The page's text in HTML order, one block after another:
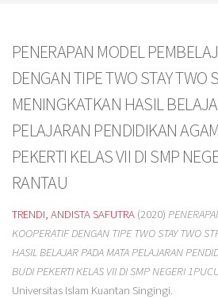
PENERAPAN MODEL
DENGAN TIPE TWO STAY TWO
MENINGKATKAN HASIL
PELAJARAN PENDIDIKAN
PEKERTI KELAS VII DI SMP
RANTAU
TRENDI, ANDISTA SAFUTRA(2020)
KOOPERATIF DENGAN TIPE TWO STAY TWO
HASIL BELAJAR PADA MATA PELAJARAN
BUDI PEKERTI KELAS VII DI SMP NEGERI
Universitas Islam Kuantan Singingi.